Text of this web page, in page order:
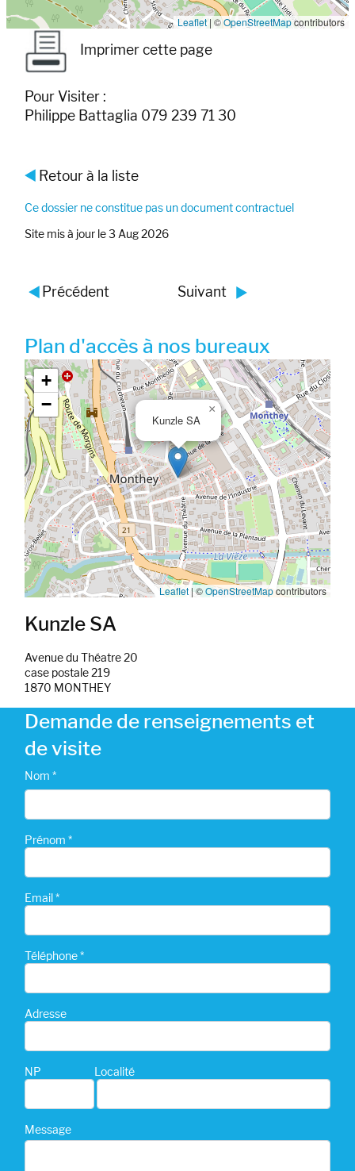
Imprimer cette page
Pour Visiter :
Philippe Battaglia 079 239 71 30
Retour à la liste
Ce dossier ne constitue pas un document contractuel
Site mis à jour le 3 Aug 2026
Leaflet | ©OpenStreetMapcontributors
Précédent Suivant
Plan d'accès à nos bureaux
Google map_canvas_agence
Kunzle SA
×
+
−
Leaflet|©OpenStreetMapcontributors
Kunzle SA
Avenue du Théatre 20
case postale 219
1870 MONTHEY
Demande de renseignements et
de visite
Nom *
Prénom *
Email *
Téléphone *
Adresse
NP Localité
Message